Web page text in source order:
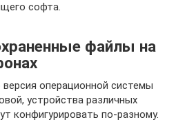
софта.
файлы на
операционной системы
устройства различных
конфигурировать по-разному.